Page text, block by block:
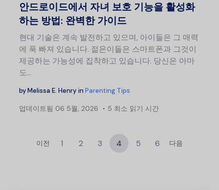
안드로이드에서 자녀 보호 기능을 활성화
하는 방법: 완벽한 가이드
현대 기술은 계속 발전하고 있으며, 아이들은 그 매력
에 푹 빠져 있습니다. 젊은이들은 스마트폰과 그것이
제공하는 가능성에 집착하고 있습니다. 당신은 아마
도…
byMelissa E. Henry in Parenting Tips
업데이트됨 06 5월, 2026 5 최소 읽기 시간
이전 1 2 3 4 5 6 다음